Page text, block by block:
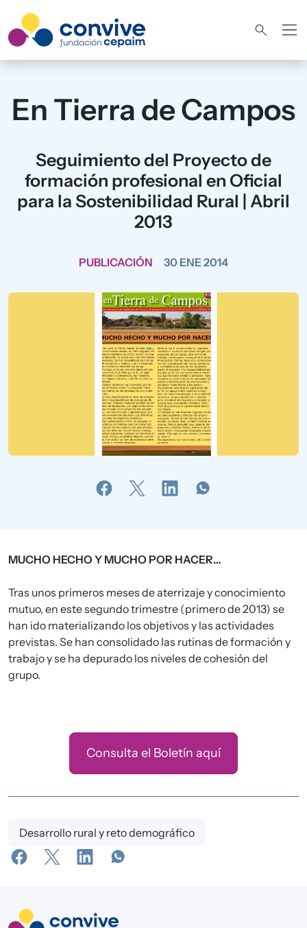
En Tierra de Campos
Seguimiento del Proyecto de
formación profesional en Oficial
para la Sostenibilidad Rural | Abril
2013
PUBLICACIÓN 30 ENE 2014
MUCHO HECHO Y MUCHO POR HACER…
Tras unos primeros meses de aterrizaje y conocimiento
mutuo, en este segundo trimestre (primero de 2013) se
han ido materializando los objetivos y las actividades
previstas. Se han consolidado las rutinas de formación y
trabajo y se ha depurado los niveles de cohesión del
grupo.
Consulta el Boletín aquí
Desarrollo rural y reto demográfico